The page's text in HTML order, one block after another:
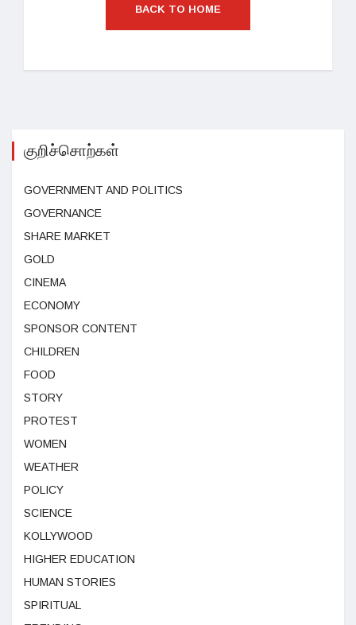
BACK TO HOME
குறிச்சொற்கள்
GOVERNMENT AND POLITICS
GOVERNANCE
SHARE MARKET
GOLD
CINEMA
ECONOMY
SPONSOR CONTENT
CHILDREN
FOOD
STORY
PROTEST
WOMEN
WEATHER
POLICY
SCIENCE
KOLLYWOOD
HIGHER EDUCATION
HUMAN STORIES
SPIRITUAL